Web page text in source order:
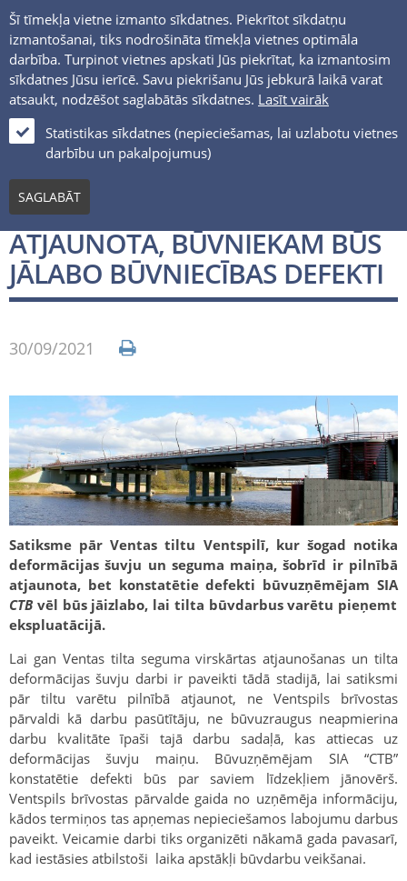
Šī tīmekļa vietne izmanto sīkdatnes. Piekrītot sīkdatņu
izmantošanai, tiks nodrošināta tīmekļa vietnes optimāla
darbība. Turpinot vietnes apskati Jūs piekrītat, ka izmantosim
sīkdatnes Jūsu ierīcē. Savu piekrišanu Jūs jebkurā laikā varat
atsaukt, nodzēšot saglabātās sīkdatnes. Lasīt vairāk
Statistikas sīkdatnes (nepieciešamas, lai uzlabotu vietnes
darbību un pakalpojumus)
SAGLABĀT
Medijiem
SATIKSME PĀR VENTAS TILTU
ATJAUNOTA, BŪVNIEKAM BŪS
JĀLABO BŪVNIECĪBAS DEFEKTI
30/09/2021
Satiksme pār Ventas tiltu Ventspilī, kur šogad notika
deformācijas šuvju un seguma maiņa, šobrīd ir pilnībā
atjaunota, bet konstatētie defekti būvuzņēmējam SIA
CTB vēl būs jāizlabo, lai tilta būvdarbus varētu pieņemt
ekspluatācijā.
Lai gan Ventas tilta seguma virskārtas atjaunošanas un tilta
deformācijas šuvju darbi ir paveikti tādā stadijā, lai satiksmi
pār tiltu varētu pilnībā atjaunot, ne Ventspils brīvostas
pārvaldi kā darbu pasūtītāju, ne būvuzraugus neapmierina
darbu kvalitāte īpaši tajā darbu sadaļā, kas attiecas uz
deformācijas šuvju maiņu. Būvuzņēmējam SIA “CTB”
konstatētie defekti būs par saviem līdzekļiem jānovērš.
Ventspils brīvostas pārvalde gaida no uzņēmēja informāciju,
kādos termiņos tas apņemas nepieciešamos labojumu darbus
paveikt. Veicamie darbi tiks organizēti nākamā gada pavasarī,
kad iestāsies atbilstoši laika apstākļi būvdarbu veikšanai.